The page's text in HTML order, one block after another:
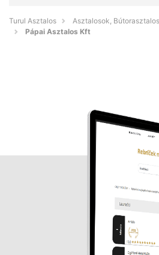
Turul Asztalos
Asztalosok,
Pápai Asztalos Kft